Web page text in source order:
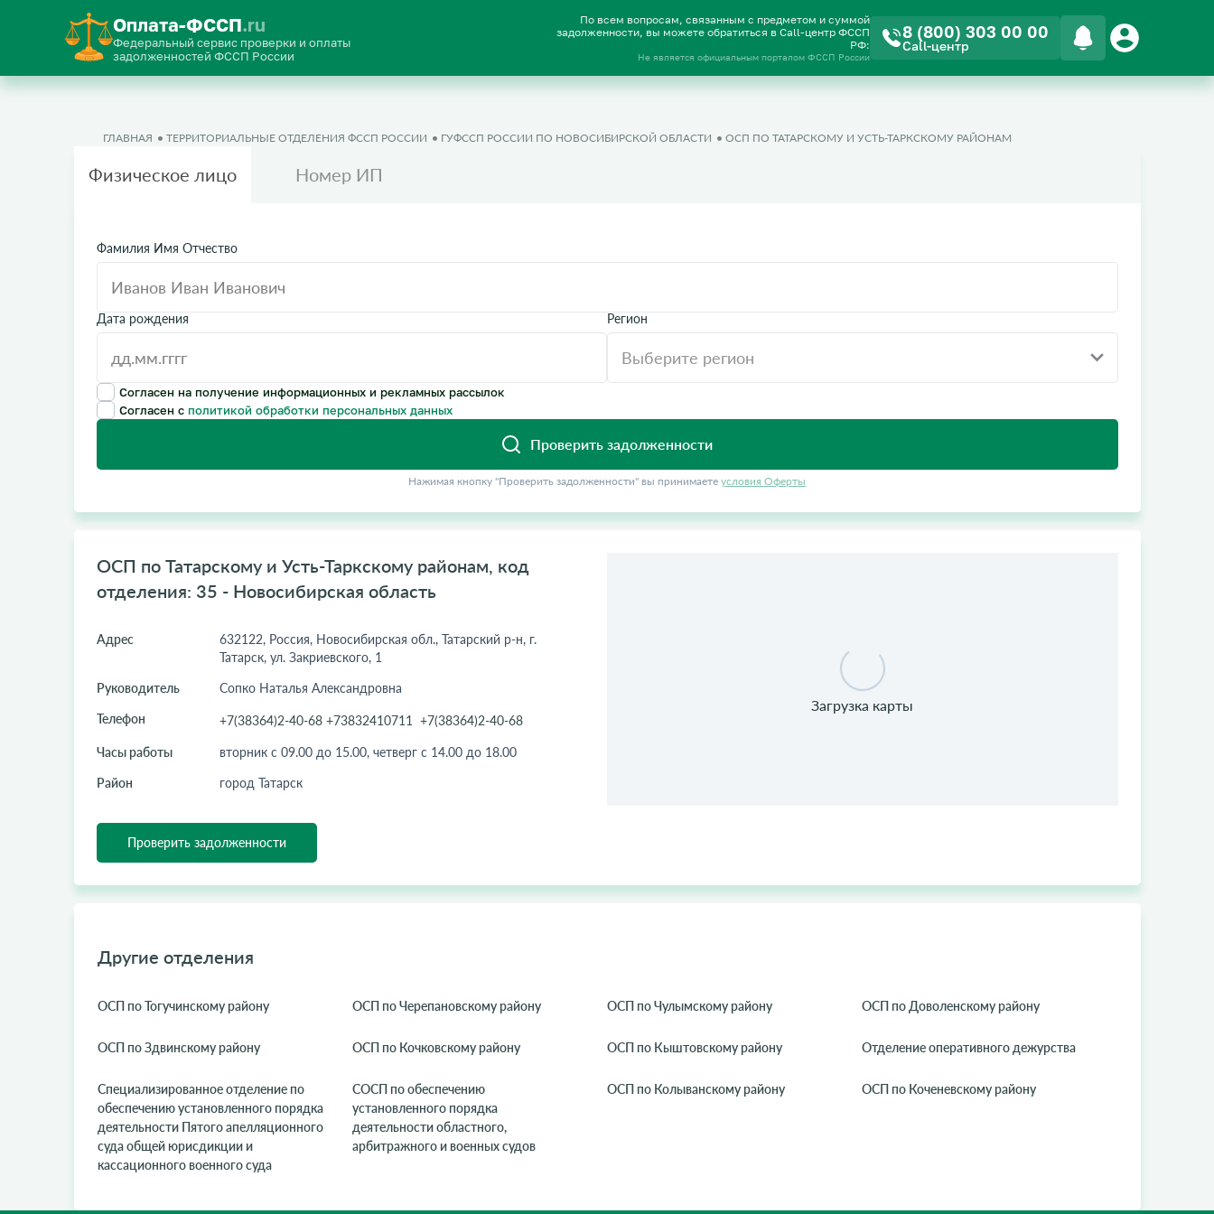
Оплата-ФССП.ru
Федеральный сервис проверки и оплаты
задолженностей ФССП России
По всем вопросам, связанным с предметом и суммой
задолженности, вы можете обратиться в Call-центр ФССП
РФ:
Не является официальным порталом ФССП России
8 (800) 303 00 00
Call-центр
ГЛАВНАЯ ТЕРРИТОРИАЛЬНЫЕ ОТДЕЛЕНИЯ ФССП РОССИИ ГУФССП РОССИИ ПО НОВОСИБИРСКОЙ ОБЛАСТИ ОСП ПО ТАТАРСКОМУ И УСТЬ-ТАРКСКОМУ РАЙОНАМ
Физическое лицо Номер ИП
Фамилия Имя Отчество
Дата рождения Регион
Согласен на получение информационных и рекламных рассылок
Согласен с политикой обработки персональных данных
Проверить задолженности
Нажимая кнопку "Проверить задолженности" вы принимаете условия Оферты
ОСП по Татарскому и Усть-Таркскому районам, код
отделения: 35 - Новосибирская область
Адрес
632122, Россия, Новосибирская обл., Татарский р-н, г.
Татарск, ул. Закриевского, 1
Руководитель
Сопко Наталья Александровна
Телефон
+7(38364)2-40-68 +73832410711 +7(38364)2-40-68
Часы работы
вторник с 09.00 до 15.00, четверг с 14.00 до 18.00
Район
город Татарск
Проверить задолженности
Другие отделения
ОСП по Тогучинскому району ОСП по Черепановскому району ОСП по Чулымскому району ОСП по Доволенскому району
ОСП по Здвинскому району ОСП по Кочковскому району ОСП по Кыштовскому району Отделение оперативного дежурства
Специализированное отделение по
обеспечению установленного порядка
деятельности Пятого апелляционного
суда общей юрисдикции и
кассационного военного суда
СОСП по обеспечению
установленного порядка
деятельности областного,
арбитражного и военных судов
ОСП по Колыванскому району ОСП по Коченевскому району